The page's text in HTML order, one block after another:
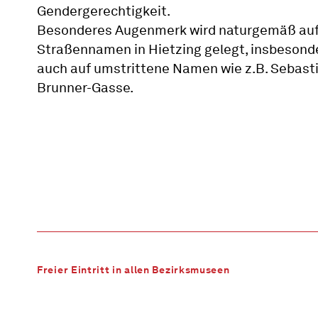
Gendergerechtigkeit.
Besonderes Augenmerk wird naturgemäß
Straßennamen in Hietzing gelegt,
auch auf umstrittene Namen wie z.B.
Brunner-Gasse.
Freier Eintritt in allen Bezirksmuseen